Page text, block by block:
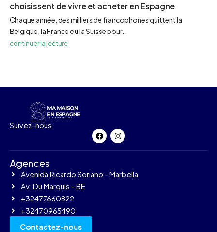
choisissent de vivre et acheter en Espagne
Chaque année, des milliers de francophones quittent la
Belgique, la France ou la Suisse pour...
continuer la lecture
Suivez-nous
Agences
Avenida Ricardo Soriano - Marbella
Av. Du Marquis - BE
+32477660822
+32470965490
Contactez-nous